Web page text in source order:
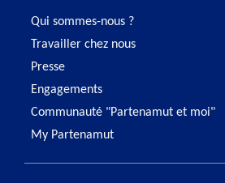
Qui sommes-nous ?
Travailler chez nous
Presse
Engagements
Communauté "Partenamut et moi"
My Partenamut